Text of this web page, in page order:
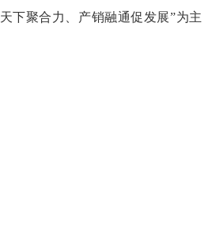
下聚合力、产销融通促发展”为主